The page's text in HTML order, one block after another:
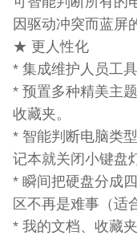
因驱动冲突而蓝屏
★ 更人性化
* 集成维护人员工
* 预置多种精美主
收藏夹。
* 智能判断电脑类
记本就关闭小键盘
* 瞬间把硬盘分成
区不再是难事（适
* 我的文档、收藏